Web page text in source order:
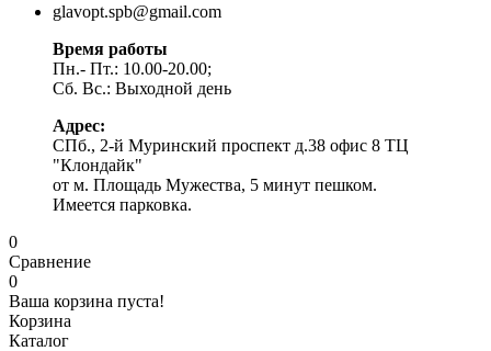
glavopt.spb@gmail.com
Время работы
Пн.- Пт.: 10.00-20.00;
Сб. Вс.: Выходной день
Адрес:
СПб., 2-й Муринский проспект д.38 офис 8 ТЦ
"Клондайк"
от м. Площадь Мужества, 5 минут пешком.
Имеется парковка.
0
Сравнение
0
Ваша корзина пуста!
Корзина
Каталог